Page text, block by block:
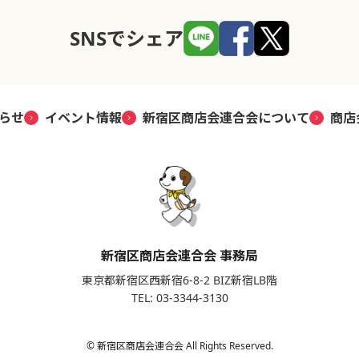
SNSでシェア
せ イベント情報 新宿区商店会連合会について 商
新宿区商店会連合会 事務局
東京都新宿区西新宿6-8-2 BIZ新宿LB階
TEL: 03-3344-3130
© 新宿区商店会連合会 All Rights Reserved.